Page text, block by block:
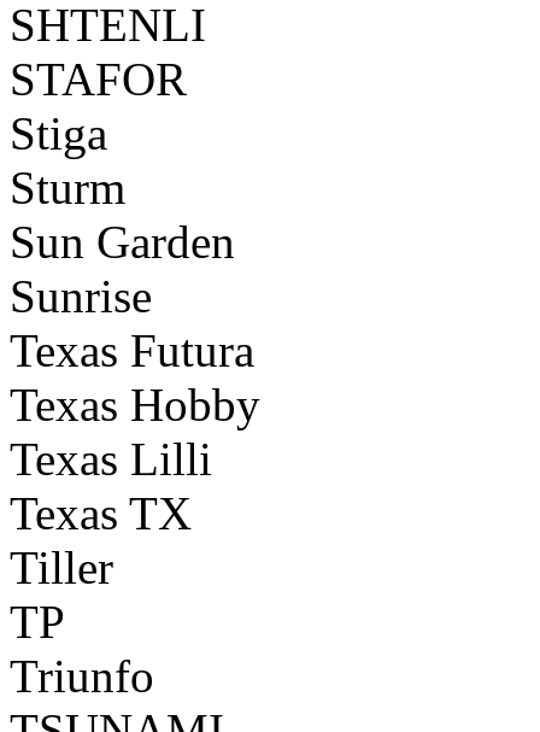
SHTENLI
STAFOR
Stiga
Sturm
Sun Garden
Sunrise
Texas Futura
Texas Hobby
Texas Lilli
Texas TX
Tiller
TP
Triunfo